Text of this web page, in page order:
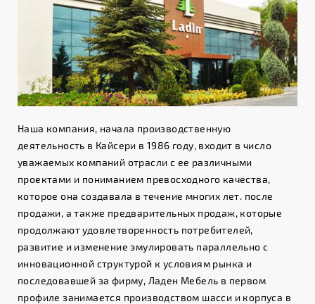
Наша компания, начала производственную
деятельность в Кайсери в 1986 году, входит в число
уважаемых компаний отрасли с ее различными
проектами и пониманием превосходного качества,
которое она создавала в течение многих лет. после
продажи, а также предварительных продаж, которые
продолжают удовлетворенность потребителей,
развитие и изменение эмулировать параллельно с
инновационной структурой к условиям рынка и
последовавшей за фирму, Ладен Мебель в первом
профиле занимается производством шасси и корпуса в